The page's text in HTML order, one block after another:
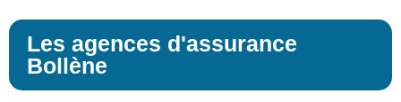
Les agences d'assurance
Bollène